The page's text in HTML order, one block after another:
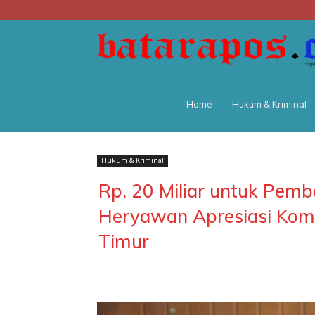
Home Hukum & Kriminal
Hukum & Kriminal
Rp. 20 Miliar untuk
Heryawan Apresiasi
Timur